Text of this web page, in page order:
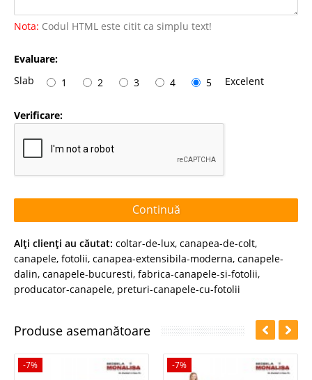
Nota: Codul HTML este citit ca simplu text!
Evaluare:
Slab
1 2 3 4 5 Excelent
Verificare:
Continuă
Alţi clienţi au căutat: coltar-de-lux, canapea-de-colt,
canapele, fotolii, canapea-extensibila-moderna, canapele-
dalin, canapele-bucuresti, fabrica-canapele-si-fotolii,
producator-canapele, preturi-canapele-cu-fotolii
Produse asemanătoare
-7% -7%